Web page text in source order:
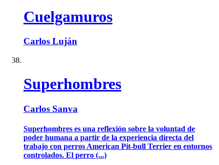
Cuelgamuros
Carlos Luján
Superhombres
Carlos Sanva
Superhombres es una reflexión sobre la voluntad de
poder humana a partir de la experiencia directa del
trabajo con perros American Pit-bull Terrier en entornos
controlados. El perro (...)